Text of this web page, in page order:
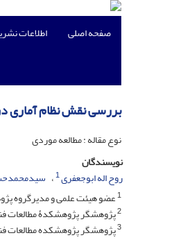
صفحه اصلی اطلاعات
بررسی نقش نظام آماری
نوع مقاله : مطالعه موردی
نویسندگان
روح اله ابوجعفری1
1عضو هیئت علمی و مدیرگروه
2پژوهشگر پژوهشکدۀ مطالعات
3پژوهشگر پژوهشکده مطالعات